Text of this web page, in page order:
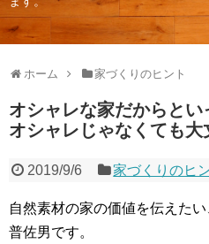
ホーム 家づくりのヒント
オシャレな家だからと
オシャレじゃなくても大
2019/9/6 家づくりのヒ
自然素材の家の価値を伝えたい
普佐男です。